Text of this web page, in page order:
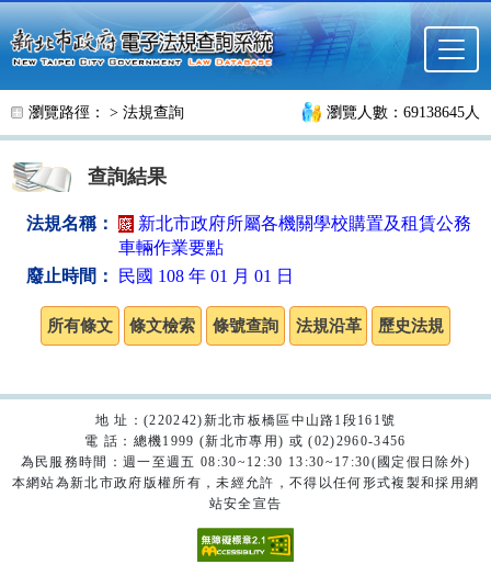
跳至主要內容
瀏覽路徑： > 法規查詢 瀏覽人數：69138645人
查詢結果
法規名稱：
新北市政府所屬各機關學校購置及租賃公務
車輛作業要點
廢止時間：
民國 108 年 01 月 01 日
地 址：(220242)新北市板橋區中山路1段161號
電 話：總機1999 (新北市專用) 或 (02)2960-3456
為民服務時間：週一至週五 08:30~12:30 13:30~17:30(國定假日除外)
本網站為新北市政府版權所有，未經允許，不得以任何形式複製和採用網
站安全宣告